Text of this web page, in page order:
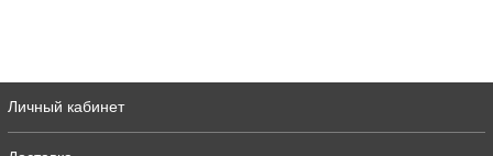
Личный кабинет